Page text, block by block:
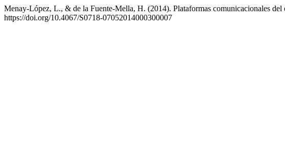
Menay-López, L., & de la Fuente-Mella, H. (2014). Plataformas comunicacionales
https://doi.org/10.4067/S0718-07052014000300007